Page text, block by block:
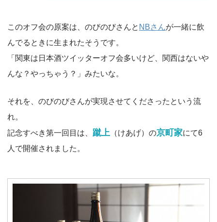
このオフ会の原案は、のびのびさんと NBさんが一緒に飲
んでるときに生まれたそうです。
「関東は日本酒ツイッターオフ会多いけど、関西はないや
んな？やっちゃう？」みたいな。
それを、のびのびさんが実現させてくださったという流
れ。
記念すべき第一回目は、 蹴上 （けあげ）の京町家にて6
人で開催されました。